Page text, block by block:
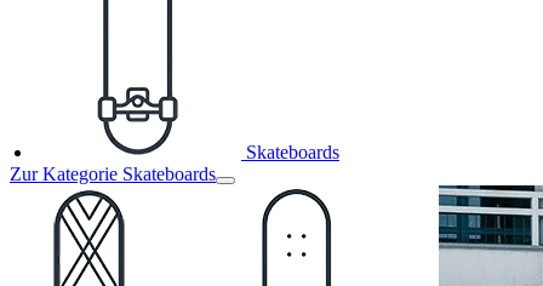
Skateboards
Zur Kategorie Skateboards